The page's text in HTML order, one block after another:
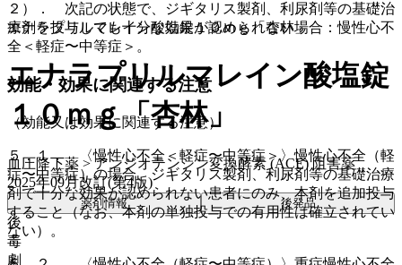
２）． 次記の状態で、ジギタリス製剤、利尿剤等の基礎治
療剤を投与しても十分な効果が認められない場合：慢性心不
全＜軽症〜中等症＞。
効能・効果に関連する注意
（効能又は効果に関連する注意）
５．１． 〈慢性心不全＜軽症〜中等症＞〉慢性心不全（軽
症〜中等症）の場合、ジギタリス製剤、利尿剤等の基礎治療
剤で十分な効果が認められない患者にのみ、本剤を追加投与
すること（なお、本剤の単独投与での有用性は確立されてい
ない）。
エナラプリルマレイン酸塩錠１０ｍｇ「杏林」
エナラプリルマレイン酸塩錠
１０ｍｇ「杏林」
血圧降下薬 > アンジオテンシン変換酵素 (ACE) 阻害薬
2025年09月改訂(第4版)
薬剤情報 後発品
後
毒
劇